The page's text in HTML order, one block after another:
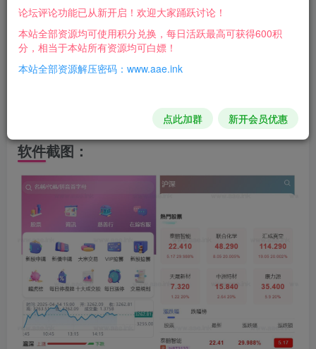
前端是Vue开发：手机端、代理端、后台均采用Vue.js开发，
确保用户操作流畅，响应速度快
后端Java全开源：服务端使用Java开发，全开源，支持高效
处理交易数据，并支持二次开发与功能扩展
软件截图：
论坛评论功能已从新开启！欢迎大家踊跃讨论！
本站全部资源均可使用积分兑换，每日活跃最高可获得600积
分，相当于本站所有资源均可白嫖！
本站全部资源解压密码：www.aae.ink
点此加群 新开会员优惠